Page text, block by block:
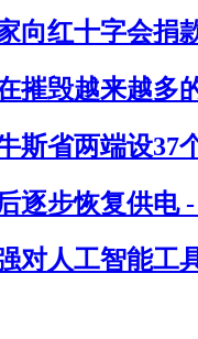
向红十字会捐
摧毁越来越多
斯省两端设37
逐步恢复供电
对人工智能工